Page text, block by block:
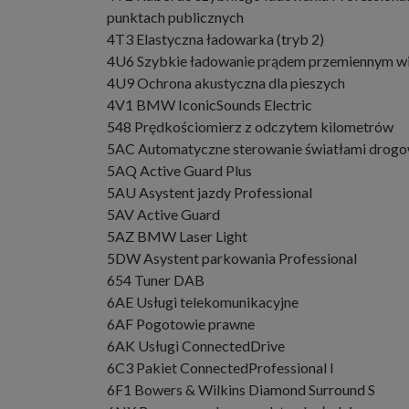
punktach publicznych
4T3 Elastyczna ładowarka (tryb 2)
4U6 Szybkie ładowanie prądem przemiennym
4U9 Ochrona akustyczna dla pieszych
4V1 BMW IconicSounds Electric
548 Prędkościomierz z odczytem kilometrów
5AC Automatyczne sterowanie światłami
5AQ Active Guard Plus
5AU Asystent jazdy Professional
5AV Active Guard
5AZ BMW Laser Light
5DW Asystent parkowania Professional
654 Tuner DAB
6AE Usługi telekomunikacyjne
6AF Pogotowie prawne
6AK Usługi ConnectedDrive
6C3 Pakiet ConnectedProfessional I
6F1 Bowers & Wilkins Diamond Surround S